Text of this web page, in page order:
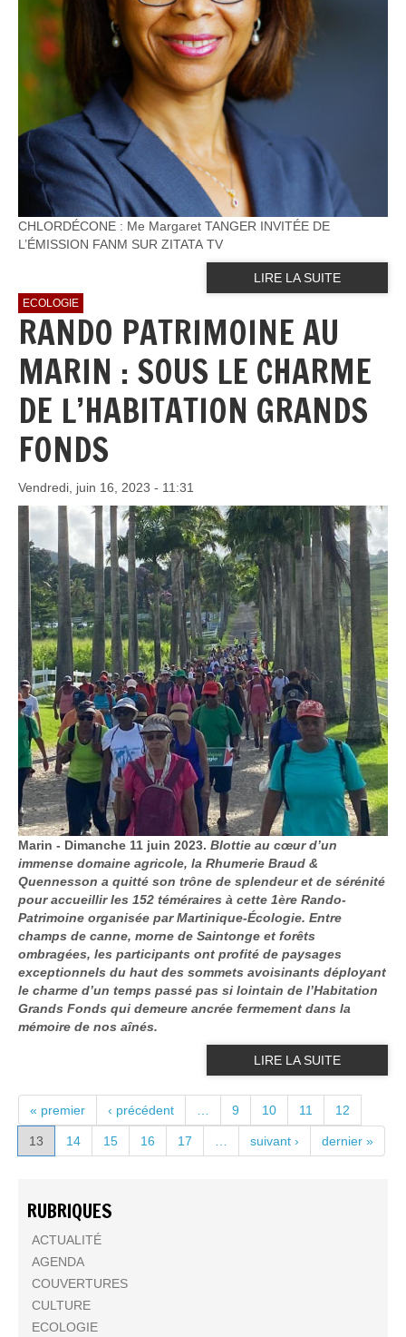
CHLORDÉCONE : Me Margaret TANGER INVITÉE DE
L’ÉMISSION FANM SUR ZITATA TV
LIRE LA SUITE
ECOLOGIE
RANDO PATRIMOINE AU
MARIN : SOUS LE CHARME
DE L’HABITATION GRANDS
FONDS
Vendredi, juin 16, 2023 - 11:31
Marin - Dimanche 11 juin 2023. Blottie au cœur d’un
immense domaine agricole, la Rhumerie Braud &
Quennesson a quitté son trône de splendeur et de sérénité
pour accueillir les 152 téméraires à cette 1ère Rando-
Patrimoine organisée par Martinique-Écologie. Entre
champs de canne, morne de Saintonge et forêts
ombragées, les participants ont profité de paysages
exceptionnels du haut des sommets avoisinants déployant
le charme d’un temps passé pas si lointain de l’Habitation
Grands Fonds qui demeure ancrée fermement dans la
mémoire de nos aînés.
LIRE LA SUITE
PAGES
« premier ‹ précédent 9 10 11 12
13 14 15 16 17 suivant › dernier »
RUBRIQUES
ACTUALITÉ
AGENDA
COUVERTURES
CULTURE
ECOLOGIE